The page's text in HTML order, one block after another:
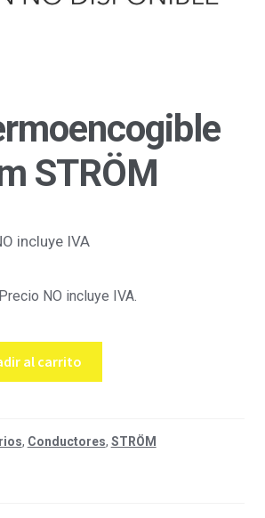
STRÖM
incluye IVA
NO incluye IVA.
al carrito
, Conductores, STRÖM